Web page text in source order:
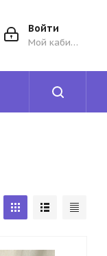
Войти
Мой кабинет